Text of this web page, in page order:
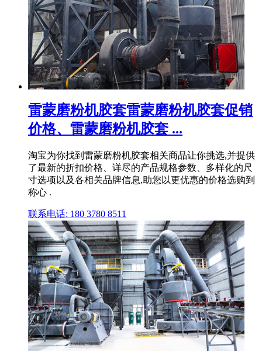
雷蒙磨粉机胶套雷蒙磨粉机胶套促销
价格、雷蒙磨粉机胶套 ...
淘宝为你找到雷蒙磨粉机胶套相关商品让你挑选,并提供
了最新的折扣价格、详尽的产品规格参数、多样化的尺
寸选项以及各相关品牌信息,助您以更优惠的价格选购到
称心 .
联系电话: 180 3780 8511